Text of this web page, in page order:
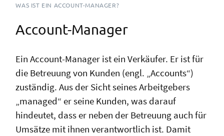
WAS IST EIN ACCOUNT-MANAGER?
Account-Manager
Ein Account-Manager ist ein Verkäufer. Er ist für
die Betreuung von Kunden (engl. „Accounts“)
zuständig. Aus der Sicht seines Arbeitgebers
„managed“ er seine Kunden, was darauf
hindeutet, dass er neben der Betreuung auch für
Umsätze mit ihnen verantwortlich ist. Damit